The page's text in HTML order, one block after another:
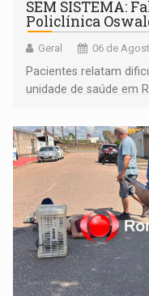
SEM SISTEMA:
Policlínica
Geral 06 de
Pacientes relatam
unidade de saúde em